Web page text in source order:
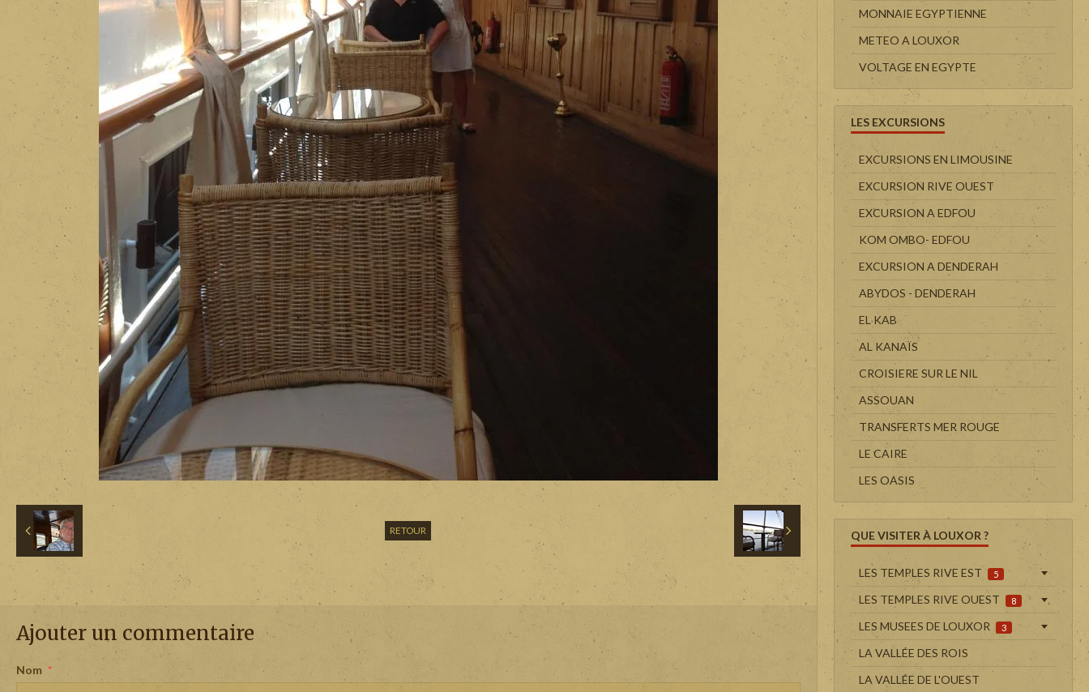
RETOUR
Ajouter un commentaire
Nom
MONNAIE EGYPTIENNE
METEO A LOUXOR
VOLTAGE EN EGYPTE
LES EXCURSIONS
EXCURSIONS EN LIMOUSINE
EXCURSION RIVE OUEST
EXCURSION A EDFOU
KOM OMBO- EDFOU
EXCURSION A DENDERAH
ABYDOS - DENDERAH
EL KAB
AL KANAÏS
CROISIERE SUR LE NIL
ASSOUAN
TRANSFERTS MER ROUGE
LE CAIRE
LES OASIS
QUE VISITER À LOUXOR ?
LES TEMPLES RIVE EST 5
LES TEMPLES RIVE OUEST 8
LES MUSEES DE LOUXOR 3
LA VALLÉE DES ROIS
LA VALLÉE DE L'OUEST